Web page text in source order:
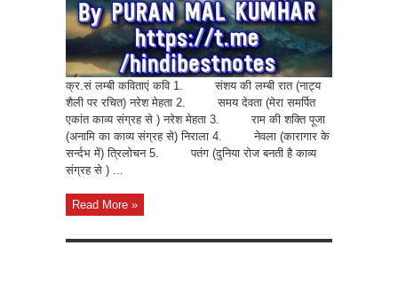
क्र.सं लम्बी कविताएं कवि 1. संशय की लम्बी रात (नाट्य
शैली पर रचित) नरेश मेहता 2. समय देवता (मेरा समर्पित
एकांत काव्य संग्रह से ) नरेश मेहता 3. राम की शक्ति पूजा
(अनामि का काव्य संग्रह से) निराला 4. नेवला (कारागार के
सर्न्दभ में) त्रिलोचन 5. पतंग (दुनिया रोज बनती है काव्य
संग्रह से ) ...
Read More »